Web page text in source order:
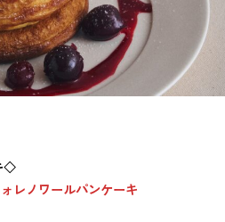
◇
レノワールパンケーキ